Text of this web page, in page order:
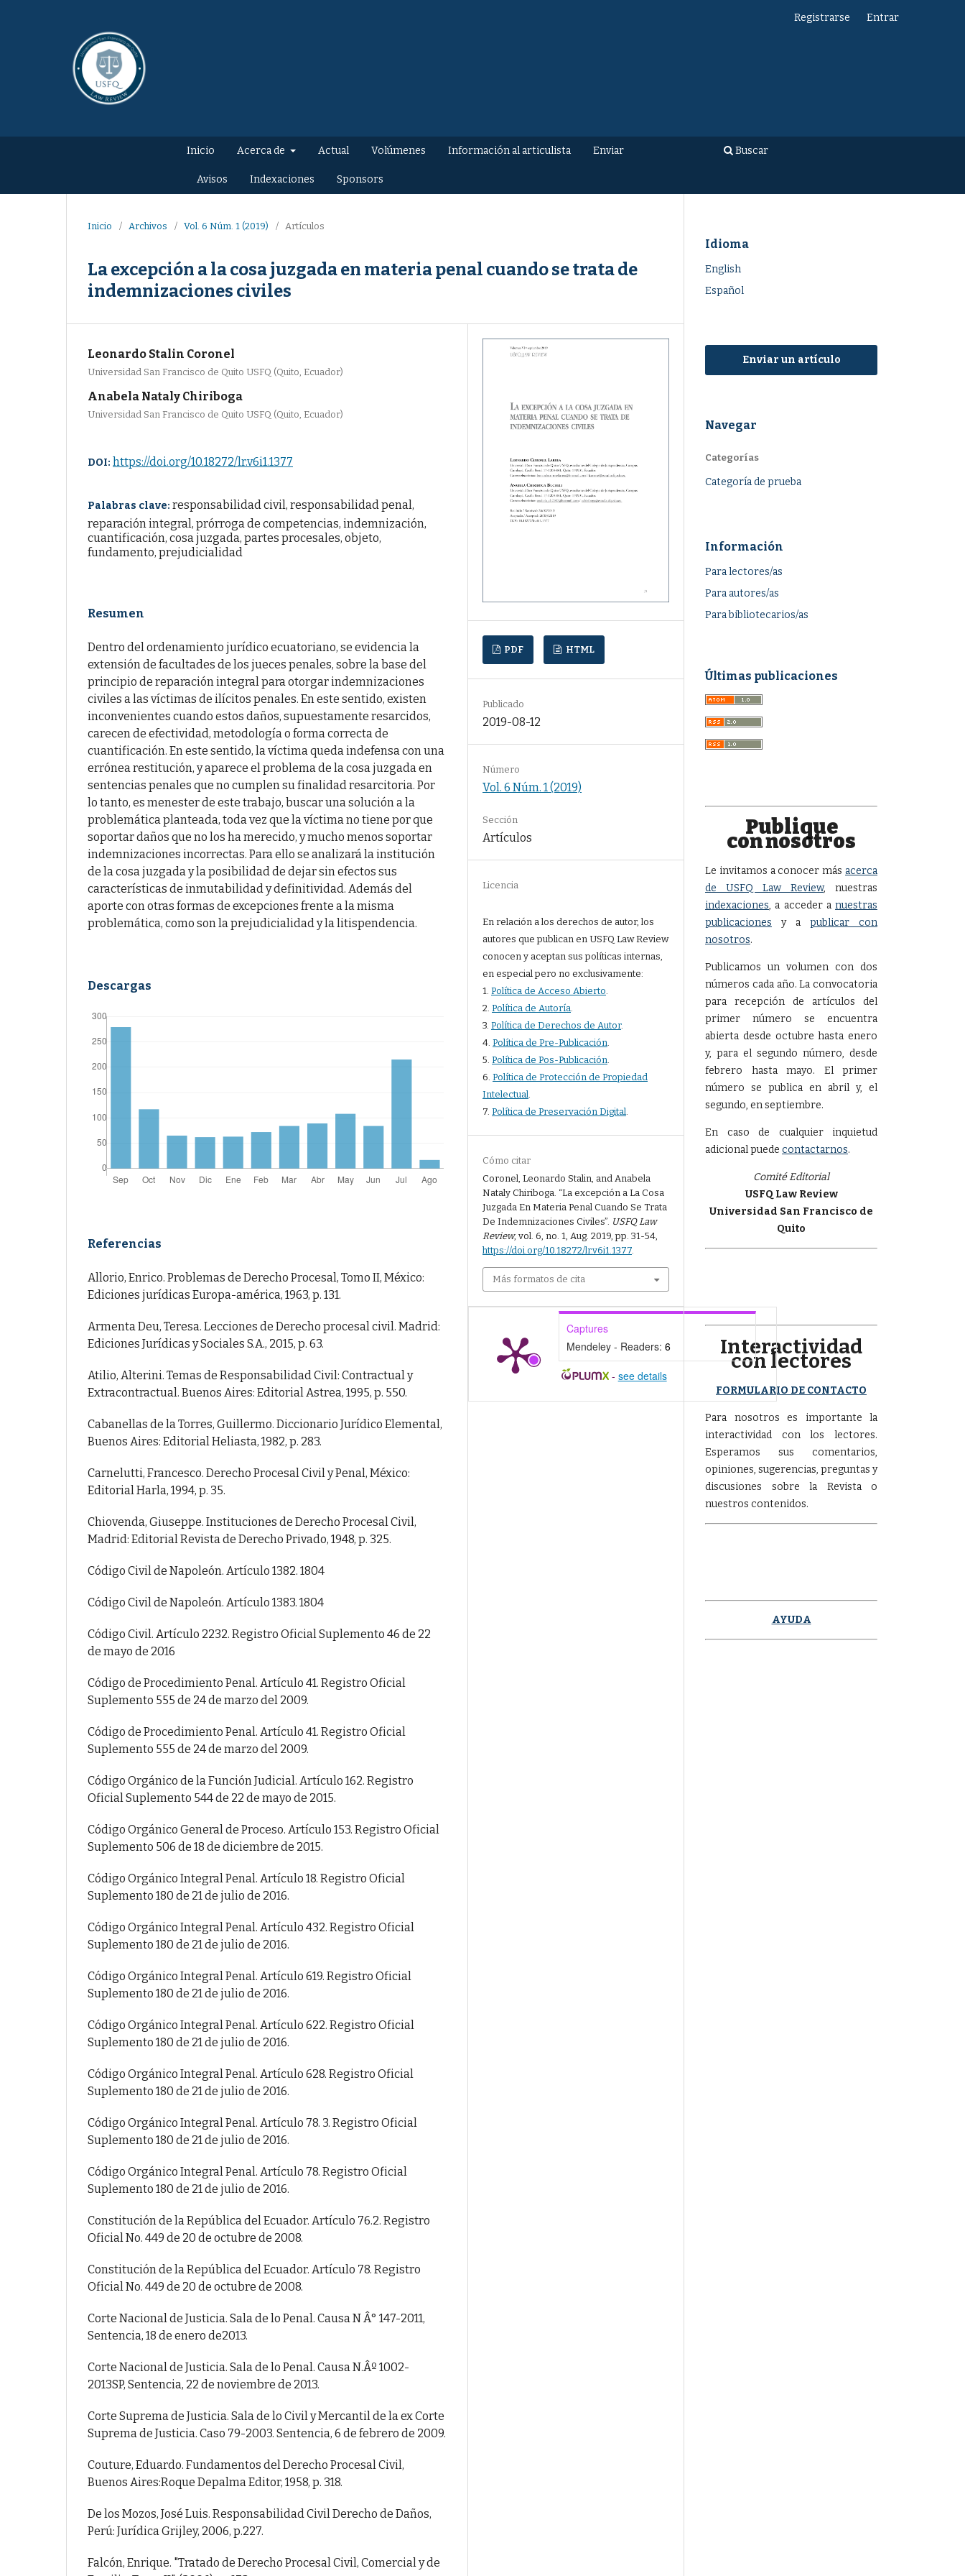
Inicio Acerca de Actual Volúmenes Información al articulista Enviar
Avisos Indexaciones Sponsors
Buscar
Registrarse Entrar
Inicio / Archivos / Vol. 6 Núm. 1 (2019) / Artículos
La excepción a la cosa juzgada en materia penal cuando se trata de
indemnizaciones civiles
Leonardo Stalin Coronel
Universidad San Francisco de Quito USFQ (Quito, Ecuador)
Anabela Nataly Chiriboga
Universidad San Francisco de Quito USFQ (Quito, Ecuador)
DOI: https://doi.org/10.18272/lr.v6i1.1377
Palabras clave: responsabilidad civil, responsabilidad penal,
reparación integral, prórroga de competencias, indemnización,
cuantificación, cosa juzgada, partes procesales, objeto,
fundamento, prejudicialidad
Resumen
Dentro del ordenamiento jurídico ecuatoriano, se evidencia la
extensión de facultades de los jueces penales, sobre la base del
principio de reparación integral para otorgar indemnizaciones
civiles a las víctimas de ilícitos penales. En este sentido, existen
inconvenientes cuando estos daños, supuestamente resarcidos,
carecen de efectividad, metodología o forma correcta de
cuantificación. En este sentido, la víctima queda indefensa con una
errónea restitución, y aparece el problema de la cosa juzgada en
sentencias penales que no cumplen su finalidad resarcitoria. Por
lo tanto, es menester de este trabajo, buscar una solución a la
problemática planteada, toda vez que la víctima no tiene por que
soportar daños que no los ha merecido, y mucho menos soportar
indemnizaciones incorrectas. Para ello se analizará la institución
de la cosa juzgada y la posibilidad de dejar sin efectos sus
características de inmutabilidad y definitividad. Además del
aporte con otras formas de excepciones frente a la misma
problemática, como son la prejudicialidad y la litispendencia.
Descargas
Referencias
Allorio, Enrico. Problemas de Derecho Procesal, Tomo II, México:
Ediciones jurídicas Europa-américa, 1963, p. 131.
Armenta Deu, Teresa. Lecciones de Derecho procesal civil. Madrid:
Ediciones Jurídicas y Sociales S.A., 2015, p. 63.
Atilio, Alterini. Temas de Responsabilidad Civil: Contractual y
Extracontractual. Buenos Aires: Editorial Astrea, 1995, p. 550.
Cabanellas de la Torres, Guillermo. Diccionario Jurídico Elemental,
Buenos Aires: Editorial Heliasta, 1982, p. 283.
Carnelutti, Francesco. Derecho Procesal Civil y Penal, México:
Editorial Harla, 1994, p. 35.
Chiovenda, Giuseppe. Instituciones de Derecho Procesal Civil,
Madrid: Editorial Revista de Derecho Privado, 1948, p. 325.
Código Civil de Napoleón. Artículo 1382. 1804
Código Civil de Napoleón. Artículo 1383. 1804
Código Civil. Artículo 2232. Registro Oficial Suplemento 46 de 22
de mayo de 2016
Código de Procedimiento Penal. Artículo 41. Registro Oficial
Suplemento 555 de 24 de marzo del 2009.
Código de Procedimiento Penal. Artículo 41. Registro Oficial
Suplemento 555 de 24 de marzo del 2009.
Código Orgánico de la Función Judicial. Artículo 162. Registro
Oficial Suplemento 544 de 22 de mayo de 2015.
Código Orgánico General de Proceso. Artículo 153. Registro Oficial
Suplemento 506 de 18 de diciembre de 2015.
Código Orgánico Integral Penal. Artículo 18. Registro Oficial
Suplemento 180 de 21 de julio de 2016.
Código Orgánico Integral Penal. Artículo 432. Registro Oficial
Suplemento 180 de 21 de julio de 2016.
Código Orgánico Integral Penal. Artículo 619. Registro Oficial
Suplemento 180 de 21 de julio de 2016.
Código Orgánico Integral Penal. Artículo 622. Registro Oficial
Suplemento 180 de 21 de julio de 2016.
Código Orgánico Integral Penal. Artículo 628. Registro Oficial
Suplemento 180 de 21 de julio de 2016.
Código Orgánico Integral Penal. Artículo 78. 3. Registro Oficial
Suplemento 180 de 21 de julio de 2016.
Código Orgánico Integral Penal. Artículo 78. Registro Oficial
Suplemento 180 de 21 de julio de 2016.
Constitución de la República del Ecuador. Artículo 76.2. Registro
Oficial No. 449 de 20 de octubre de 2008.
Constitución de la República del Ecuador. Artículo 78. Registro
Oficial No. 449 de 20 de octubre de 2008.
Corte Nacional de Justicia. Sala de lo Penal. Causa N Â° 147-2011,
Sentencia, 18 de enero de2013.
Corte Nacional de Justicia. Sala de lo Penal. Causa N.Âº 1002-
2013SP, Sentencia, 22 de noviembre de 2013.
Corte Suprema de Justicia. Sala de lo Civil y Mercantil de la ex Corte
Suprema de Justicia. Caso 79-2003. Sentencia, 6 de febrero de 2009.
Couture, Eduardo. Fundamentos del Derecho Procesal Civil,
Buenos Aires:Roque Depalma Editor, 1958, p. 318.
De los Mozos, José Luis. Responsabilidad Civil Derecho de Daños,
Perú: Jurídica Grijley, 2006, p.227.
Falcón, Enrique. "Tratado de Derecho Procesal Civil, Comercial y de
PDF HTML
Publicado
2019-08-12
Número
Vol. 6 Núm. 1 (2019)
Sección
Artículos
Licencia
En relación a los derechos de autor, los
autores que publican en USFQ Law Review
conocen y aceptan sus políticas internas,
en especial pero no exclusivamente:
1.Política de Acceso Abierto
2.Política de Autoría
3.Política de Derechos de Autor.
4.Política de Pre-Publicación
5.Política de Pos-Publicación
6.Política de Protección de Propiedad
Intelectual
7.Política de Preservación Digital
Cómo citar
Coronel, Leonardo Stalin, and Anabela
Nataly Chiriboga. “La excepción a La Cosa
Juzgada En Materia Penal Cuando Se Trata
De Indemnizaciones Civiles”. USFQ Law
Review, vol. 6, no. 1, Aug. 2019, pp. 31-54,
https://doi.org/10.18272/lr.v6i1.1377
Más formatos de cita
Captures
Mendeley - Readers: 6
- see details
Idioma
English
Español
Enviar un artículo
Navegar
Categorías
Categoría de prueba
Información
Para lectores/as
Para autores/as
Para bibliotecarios/as
Últimas publicaciones
Publique
con nosotros
Le invitamos a conocer más acerca
de USFQ Law Review, nuestras
indexaciones, a acceder a nuestras
publicaciones y a publicar con
nosotros.
Publicamos un volumen con dos
números cada año. La convocatoria
para recepción de artículos del
primer número se encuentra
abierta desde octubre hasta enero
y, para el segundo número, desde
febrero hasta mayo. El primer
número se publica en abril y, el
segundo, en septiembre.
En caso de cualquier inquietud
adicional puede contactarnos.
Comité Editorial
USFQ Law Review
Universidad San Francisco de
Quito
Interactividad
con lectores
FORMULARIO DE CONTACTO
Para nosotros es importante la
interactividad con los lectores.
Esperamos sus comentarios,
opiniones, sugerencias, preguntas y
discusiones sobre la Revista o
nuestros contenidos.
AYUDA